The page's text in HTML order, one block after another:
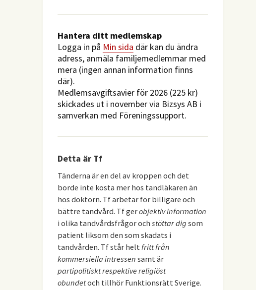
Hantera ditt medlemskap
Logga in på Min sida där kan du ändra
adress, anmäla familjemedlemmar med
mera (ingen annan information finns
där).
Medlemsavgiftsavier för 2026 (225 kr)
skickades ut i november via Bizsys AB i
samverkan med Föreningssupport.
Detta är Tf
Tänderna är en del av kroppen och det
borde inte kosta mer hos tandläkaren än
hos doktorn. Tf arbetar för billigare och
bättre tandvård. Tf gerobjektiv information
i olika tandvårdsfrågor och stöttar dig som
patient liksom den som skadats i
tandvården. Tf står helt fritt från
kommersiella intressen samt är
partipolitiskt respektive religiöst
obundetoch tillhör Funktionsrätt Sverige.